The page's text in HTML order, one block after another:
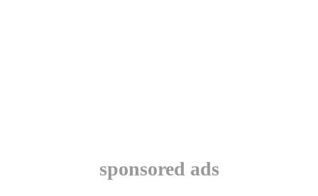
sponsored ads